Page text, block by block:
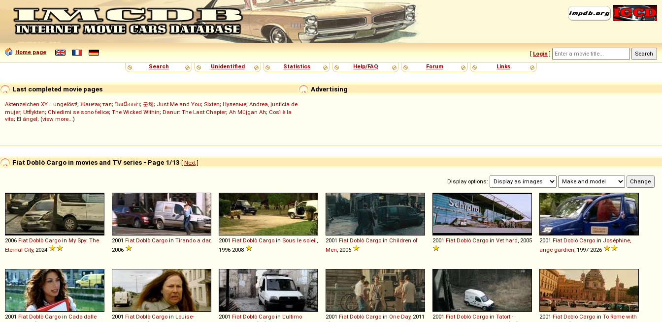
Home page [ Login ]
Search
Unidentified Statistics Help/FAQ Forum Links
Advertising
Last completed movie pages
Aktenzeichen XY... ungelöst!; Жанғақ тал; ปิดเมืองล่า; 군체; Just Me and You; Sixten; Нулевые; Andrea, justicia de
mujer; Utflykten; Chiedimi se sono felice; The Wicked Within; Danur: The Last Chapter; Ah Müjgan Ah; Così è la
vita; El ángel; (view more...)
Fiat Doblò Cargo in movies and TV series - Page 1/13 [ Next]
Display options:
2006 Fiat Doblò Cargo in My Spy: The
Eternal City, 2024
2001 Fiat Doblò Cargo in Tirando a dar,
2006
2001 Fiat Doblò Cargo in Sous le soleil
1996-2008
2001 Fiat Doblò Cargo in Children of
Men , 2006
2001 Fiat Doblò Cargo in Vet hard , 2005 2001 Fiat Doblò Cargo in Joséphine,
ange gardien , 1997-2026
2001 Fiat Doblò Cargo in Cado dalle
2001 Fiat Doblò Cargo in Louise-
2001 Fiat Doblò Cargo in L'ultimo
2001 Fiat Doblò Cargo in One Day, 2011 2001 Fiat Doblò Cargo in Tatort -
2001 Fiat Doblò Cargo in To Rome with